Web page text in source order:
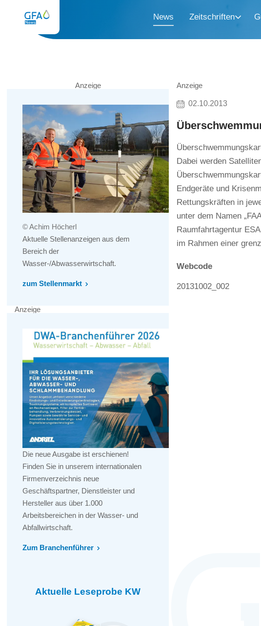
News Zeitschriften
Anzeige
02.10.2013
Dabei werden
Endgeräte und
Rettungskräften in
unter dem Namen
Raumfahrtagentur
im Rahmen einer
Webcode
20131002_002
Anzeige
© Achim Höcherl
Aktuelle Stellenanzeigen aus dem
Bereich der
Wasser-/Abwasserwirtschaft.
zum Stellenmarkt
Anzeige
Die neue Ausgabe ist erschienen!
Finden Sie in unserem internationalen
Firmenverzeichnis neue
Geschäftspartner, Dienstleister und
Hersteller aus über 1.000
Arbeitsbereichen in der Wasser- und
Abfallwirtschaft.
Zum Branchenführer
Aktuelle Leseprobe KW